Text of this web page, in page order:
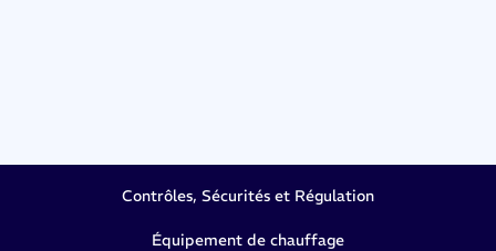
Contrôles, Sécurités et Régulation
Équipement de chauffage